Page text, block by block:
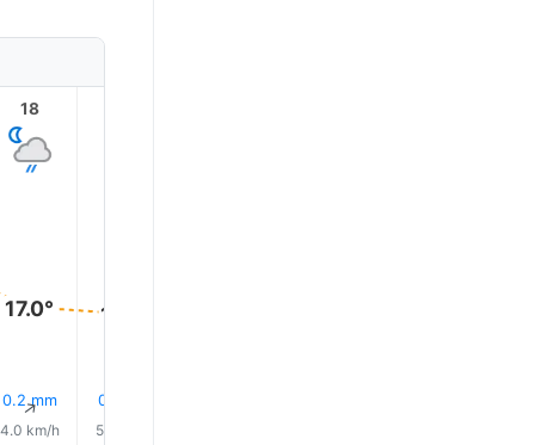
18
17.0°
0.2 mm
↑
4.0 km/h
17.0°
0.0 mm
5.0 km/h